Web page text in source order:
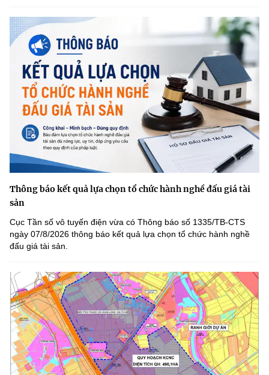
Thông báo kết quả lựa chọn tổ chức hành nghề đấu giá tài
sản
Cục Tần số vô tuyến điện vừa có Thông báo số 1335/TB-CTS
ngày 07/8/2026 thông báo kết quả lựa chọn tổ chức hành nghề
đấu giá tài sản.